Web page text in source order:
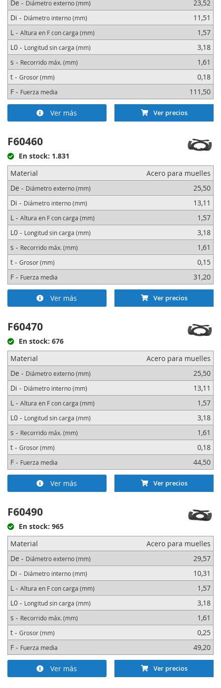
De - Diámetro externo (mm)
23,52
Di - Diámetro interno (mm)
11,51
L - Altura en F con carga (mm)
1,57
L0 - Longitud sin carga (mm)
3,18
s - Recorrido máx. (mm)
1,61
t - Grosor (mm)
0,18
F - Fuerza media 111,50
Ver más Ver precios
F60460
En stock: 1.831
Material
Acero para muelles
De - Diámetro externo (mm)
25,50
Di - Diámetro interno (mm)
13,11
L - Altura en F con carga (mm)
1,57
L0 - Longitud sin carga (mm)
3,18
s - Recorrido máx. (mm)
1,61
t - Grosor (mm)
0,15
F - Fuerza media 31,20
Ver más Ver precios
F60470
En stock: 676
Material
Acero para muelles
De - Diámetro externo (mm)
25,50
Di - Diámetro interno (mm)
13,11
L - Altura en F con carga (mm)
1,57
L0 - Longitud sin carga (mm)
3,18
s - Recorrido máx. (mm)
1,61
t - Grosor (mm)
0,18
F - Fuerza media 44,50
Ver más Ver precios
F60490
En stock: 965
Material
Acero para muelles
De - Diámetro externo (mm)
29,57
Di - Diámetro interno (mm)
10,31
L - Altura en F con carga (mm)
1,57
L0 - Longitud sin carga (mm)
3,18
s - Recorrido máx. (mm)
1,61
t - Grosor (mm)
0,25
F - Fuerza media 49,20
Ver más Ver precios